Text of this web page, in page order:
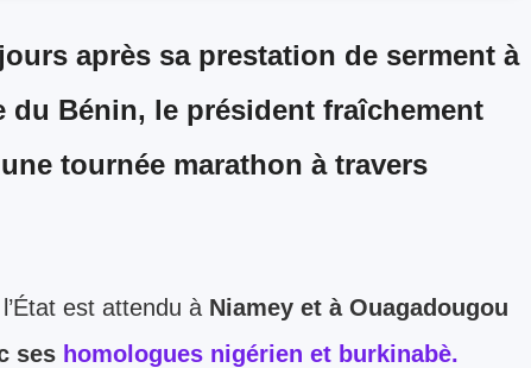
après sa prestation de serment à
du Bénin, le président fraîchement
tournée marathon à travers
est attendu à Niamey et à Ouagadougou
ses homologues nigérien et burkinabè.